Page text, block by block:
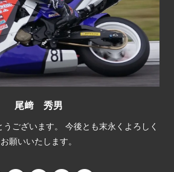
尾﨑 秀男
ございます。 今後とも末永くよろしく
お願いいたします。